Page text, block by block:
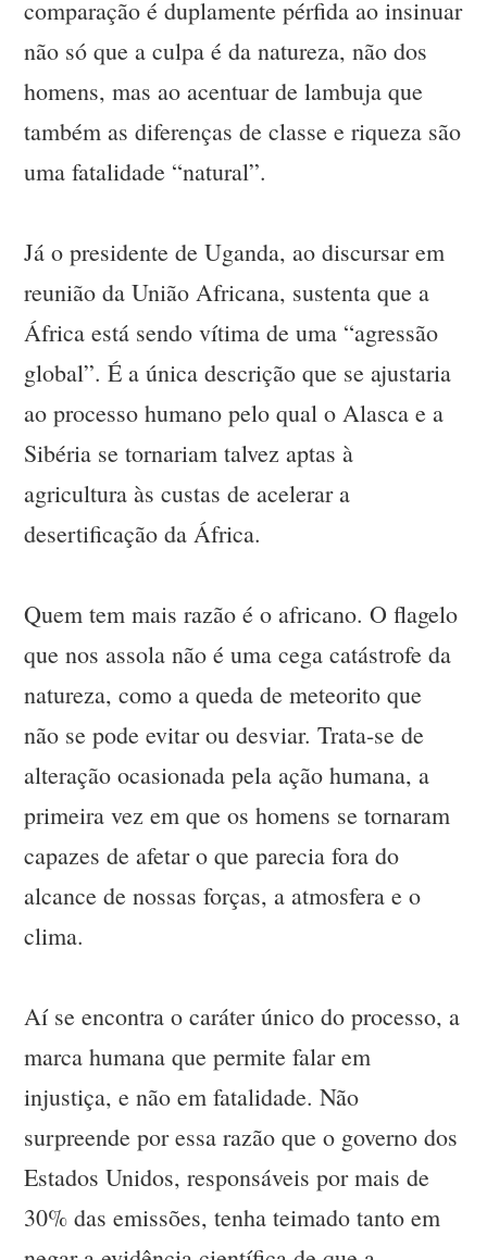
comparação é duplamente pérfida ao insinuar
não só que a culpa é da natureza, não dos
homens, mas ao acentuar de lambuja que
também as diferenças de classe e riqueza são
uma fatalidade “natural”.
Já o presidente de Uganda, ao discursar em
reunião da União Africana, sustenta que a
África está sendo vítima de uma “agressão
global”. É a única descrição que se ajustaria
ao processo humano pelo qual o Alasca e a
Sibéria se tornariam talvez aptas à
agricultura às custas de acelerar a
desertificação da África.
Quem tem mais razão é o africano. O flagelo
que nos assola não é uma cega catástrofe da
natureza, como a queda de meteorito que
não se pode evitar ou desviar. Trata-se de
alteração ocasionada pela ação humana, a
primeira vez em que os homens se tornaram
capazes de afetar o que parecia fora do
alcance de nossas forças, a atmosfera e o
clima.
Aí se encontra o caráter único do processo, a
marca humana que permite falar em
injustiça, e não em fatalidade. Não
surpreende por essa razão que o governo dos
Estados Unidos, responsáveis por mais de
30% das emissões, tenha teimado tanto em